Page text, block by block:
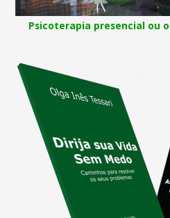
Psicoterapia presencial ou